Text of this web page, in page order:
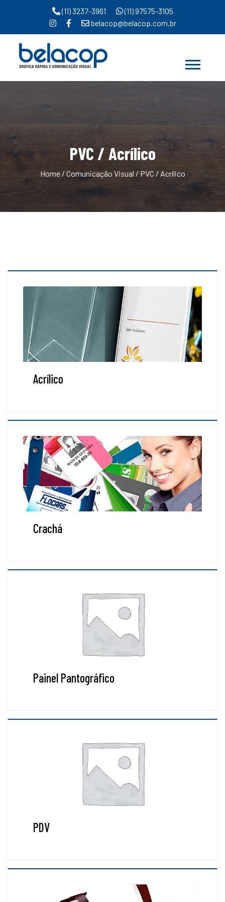
(11) 3237-3961
(11) 97575-3105
belacop@belacop.com.br
PVC / Acrílico
Home/Comunicação Visual / PVC / Acrílico
Acrílico
Crachá
Painel Pantográfico
PDV